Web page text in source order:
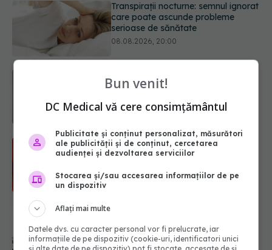
Ce poți mânca și ce trebuie să eviți
dacă ai gastrită: exemplu de meniu
care reduce inflamația stomacului
08.08.2026, 19:00
placentară și modifica hormonii
Trucul genial cu ceai negru pentru
păr. Tot mai multe femei îl adoră
neașteptat
08.08.2026, 16:00
Bun venit!
DC Medical vă cere consimțământul
Publicitate și conținut personalizat, măsurători
ale publicității și de conținut, cercetarea
audienței și dezvoltarea serviciilor
Stocarea și/sau accesarea informațiilor de pe
un dispozitiv
Aflați mai multe
Datele dvs. cu caracter personal vor fi prelucrate, iar
informațiile de pe dispozitiv (cookie-uri, identificatori unici